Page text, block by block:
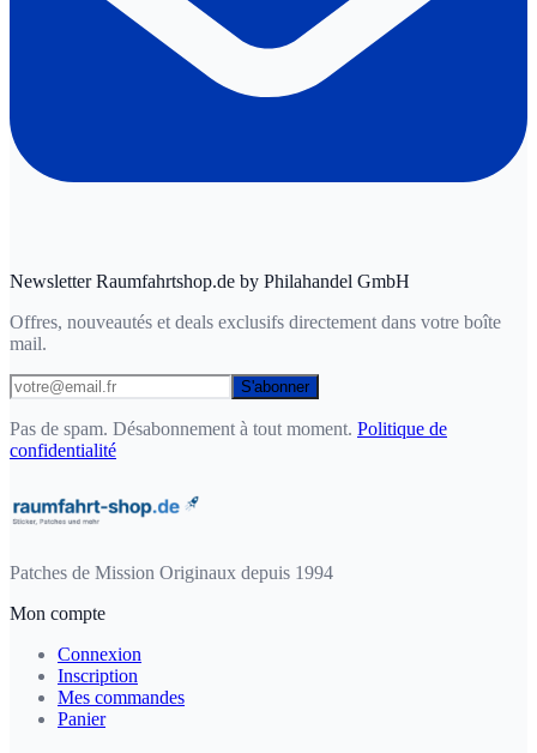
Newsletter Raumfahrtshop.de by Philahandel GmbH
Offres, nouveautés et deals exclusifs directement dans votre boîte
mail.
S'abonner
Pas de spam. Désabonnement à tout moment. Politique de
confidentialité
Patches de Mission Originaux depuis 1994
Mon compte
Connexion
Inscription
Mes commandes
Panier